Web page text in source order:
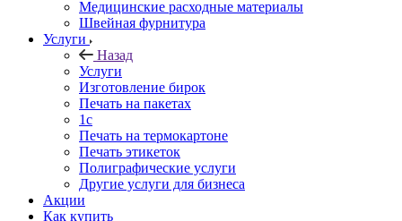
Медицинские расходные материалы
Швейная фурнитура
Услуги
Назад
Услуги
Изготовление бирок
Печать на пакетах
1c
Печать на термокартоне
Печать этикеток
Полиграфические услуги
Другие услуги для бизнеса
Акции
Как купить